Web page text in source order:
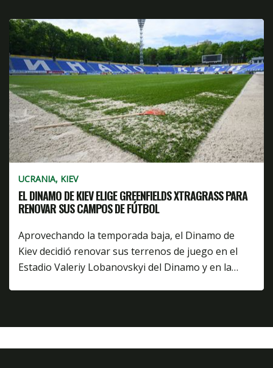
UCRANIA, KIEV
EL DINAMO DE KIEV ELIGE GREENFIELDS XTRAGRASS PARA
RENOVAR SUS CAMPOS DE FÚTBOL
Aprovechando la temporada baja, el Dinamo de
Kiev decidió renovar sus terrenos de juego en el
Estadio Valeriy Lobanovskyi del Dinamo y en la…